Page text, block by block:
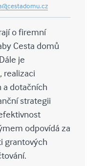
o firemní
Cesta domů
je
realizaci
a dotačních
strategii
odpovídá za
grantových